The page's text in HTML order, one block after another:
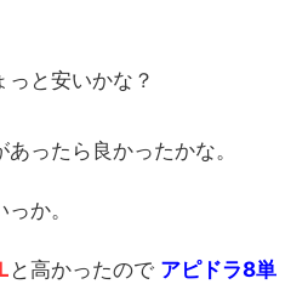
っと安いかな？
ったら良かったかな。
か。
と高かったので アピドラ8単